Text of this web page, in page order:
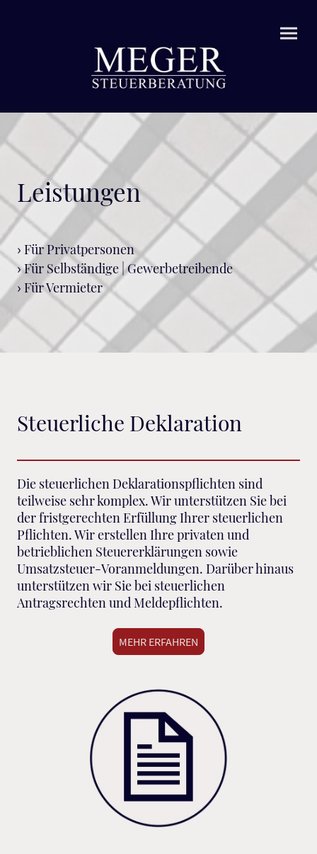
Leistungen
› Für Privatpersonen
›Für Selbständige | Gewerbetreibende
› Für Vermieter
Steuerliche Deklaration
Die steuerlichen Deklarationspflichten sind
teilweise sehr komplex. Wir unterstützen Sie bei
der fristgerechten Erfüllung Ihrer steuerlichen
Pflichten. Wir erstellen Ihre privaten und
betrieblichen Steuererklärungen sowie
Umsatzsteuer-Voranmeldungen. Darüber hinaus
unterstützen wir Sie bei steuerlichen
Antragsrechten und Meldepflichten.
MEHR ERFAHREN